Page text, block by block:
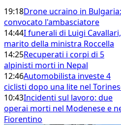
19:18Drone ucraino in Bulgaria:
convocato l'ambasciatore
14:44I funerali di Luigi Cavallari,
marito della ministra Roccella
14:25Recuperati i corpi di 5
alpinisti morti in Nepal
12:46Automobilista investe 4
ciclisti dopo una lite nel
10:43Incidenti sul lavoro: due
operai morti nel Modenese e
Fiorentino